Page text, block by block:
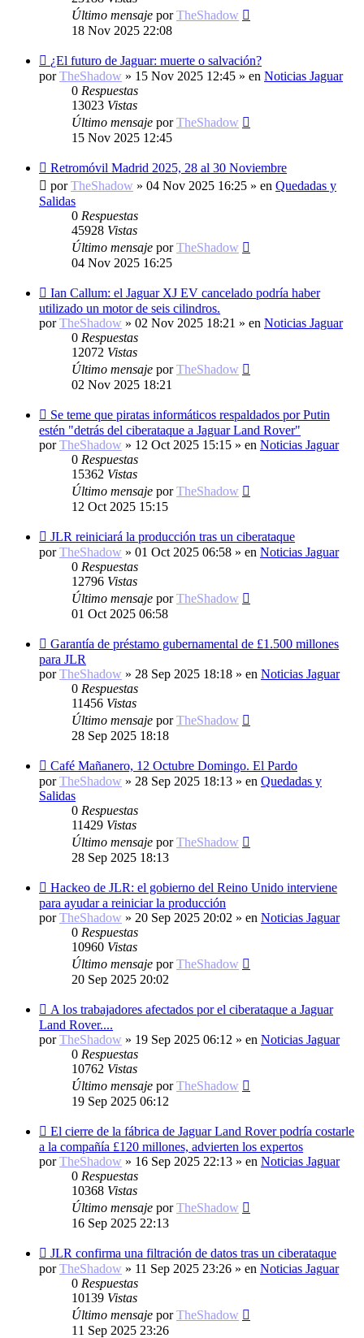
Último mensaje porTheShadow
18 Nov 2025 22:08
Nuevo
mensaje
¿El futuro de Jaguar: muerte o salvación?
porTheShadow » 15 Nov 2025 12:45 » en Noticias Jaguar
0 Respuestas
13023 Vistas
Último mensaje porTheShadow
15 Nov 2025 12:45
Nuevo
mensaje
Retromóvil Madrid 2025, 28 al 30 Noviembre
porTheShadow » 04 Nov 2025 16:25 » en Quedadas y
Salidas
0 Respuestas
45928 Vistas
Último mensaje porTheShadow
04 Nov 2025 16:25
Nuevo
mensaje
Ian Callum: el Jaguar XJ EV cancelado podría haber
utilizado un motor de seis cilindros.
porTheShadow » 02 Nov 2025 18:21 » en Noticias Jaguar
0 Respuestas
12072 Vistas
Último mensaje porTheShadow
02 Nov 2025 18:21
Nuevo
mensaje
Se teme que piratas informáticos respaldados por Putin
estén "detrás del ciberataque a Jaguar Land Rover"
porTheShadow » 12 Oct 2025 15:15 » en Noticias Jaguar
0 Respuestas
15362 Vistas
Último mensaje porTheShadow
12 Oct 2025 15:15
Nuevo
mensaje
JLR reiniciará la producción tras un ciberataque
porTheShadow » 01 Oct 2025 06:58 » en Noticias Jaguar
0 Respuestas
12796 Vistas
Último mensaje porTheShadow
01 Oct 2025 06:58
Nuevo
mensaje
Garantía de préstamo gubernamental de £1.500 millones
para JLR
porTheShadow » 28 Sep 2025 18:18 » en Noticias Jaguar
0 Respuestas
11456 Vistas
Último mensaje porTheShadow
28 Sep 2025 18:18
Nuevo
mensaje
Café Mañanero, 12 Octubre Domingo. El Pardo
porTheShadow » 28 Sep 2025 18:13 » en Quedadas y
Salidas
0 Respuestas
11429 Vistas
Último mensaje porTheShadow
28 Sep 2025 18:13
Nuevo
mensaje
Hackeo de JLR: el gobierno del Reino Unido interviene
para ayudar a reiniciar la producción
porTheShadow » 20 Sep 2025 20:02 » en Noticias Jaguar
0 Respuestas
10960 Vistas
Último mensaje porTheShadow
20 Sep 2025 20:02
Nuevo
mensaje
A los trabajadores afectados por el ciberataque a Jaguar
Land Rover....
porTheShadow » 19 Sep 2025 06:12 » en Noticias Jaguar
0 Respuestas
10762 Vistas
Último mensaje porTheShadow
19 Sep 2025 06:12
Nuevo
mensaje
El cierre de la fábrica de Jaguar Land Rover podría costarle
a la compañía £120 millones, advierten los expertos
porTheShadow » 16 Sep 2025 22:13 » en Noticias Jaguar
0 Respuestas
10368 Vistas
Último mensaje porTheShadow
16 Sep 2025 22:13
Nuevo
mensaje
JLR confirma una filtración de datos tras un ciberataque
porTheShadow » 11 Sep 2025 23:26 » en Noticias Jaguar
0 Respuestas
10139 Vistas
Último mensaje porTheShadow
11 Sep 2025 23:26